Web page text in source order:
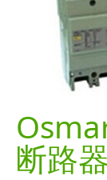
断路